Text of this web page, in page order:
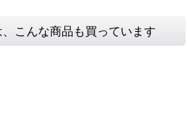
こんな商品も買っています